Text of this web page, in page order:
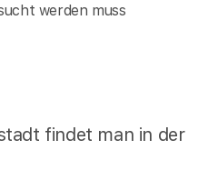
werden muss
findet man in der